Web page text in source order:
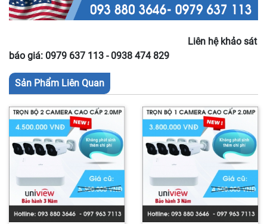
Liên hệ khảo sát
báo giá: 0979 637 113 - 0938 474 829
Sản Phẩm Liên Quan